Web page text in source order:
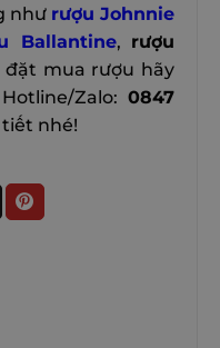
như rượu Johnnie
Ballantine, rượu
đặt mua rượu hãy
Zalo: 0847
nhé!